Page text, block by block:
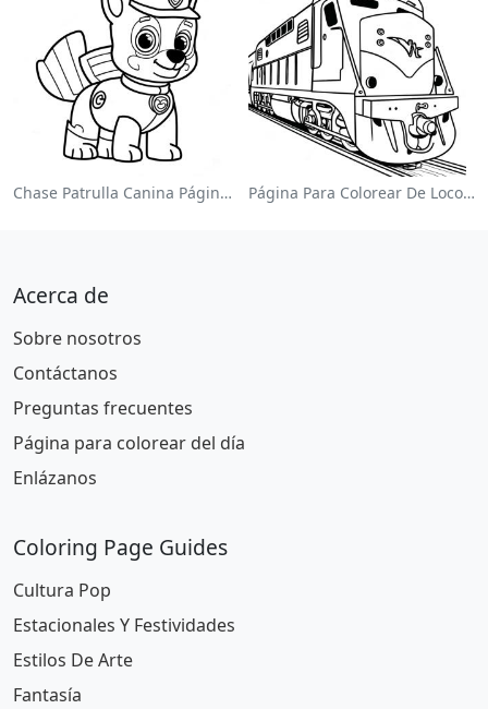
Chase Patrulla Canina Página Para Colorear Página Para Colorear De Locomotora Colorida
Acerca de
Sobre nosotros
Contáctanos
Preguntas frecuentes
Página para colorear del día
Enlázanos
Coloring Page Guides
Cultura Pop
Estacionales Y Festividades
Estilos De Arte
Fantasía